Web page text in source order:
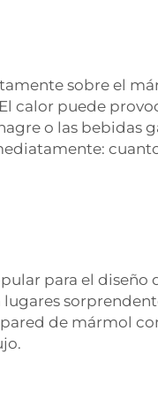
sobre el
calor puede
o las bebidas
para el diseño
de mármol